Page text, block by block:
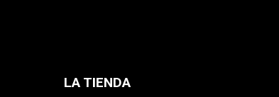
LA TIENDA